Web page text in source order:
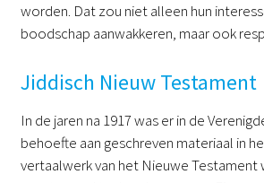
worden. Dat zou niet alleen hun
boodschap aanwakkeren, maar ook
Jiddisch Nieuw Testament
In de jaren na 1917 was er in de
behoefte aan geschreven materiaal in
vertaalwerk van het Nieuwe Testament